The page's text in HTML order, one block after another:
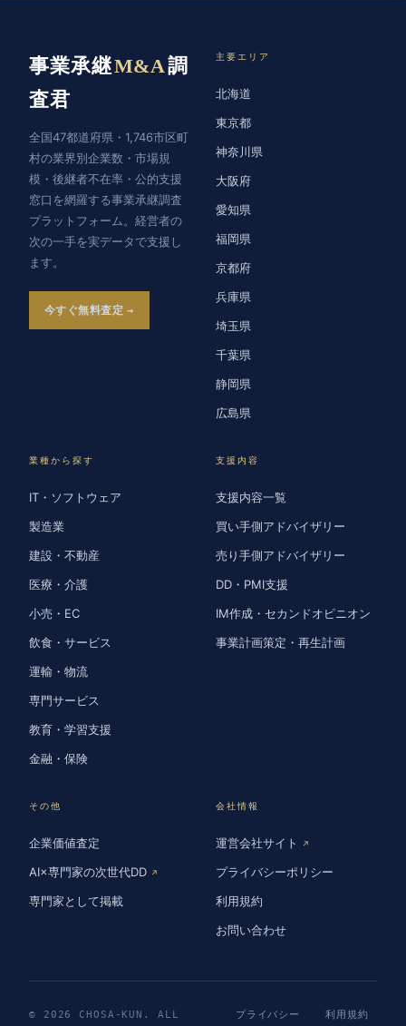
事業承継M&A調
査君
全国47都道府県・1,746市区町
村の業界別企業数・市場規
模・後継者不在率・公的支援
窓口を網羅する事業承継調査
プラットフォーム。経営者の
次の一手を実データで支援し
ます。
今すぐ無料査定
主要エリア
北海道
東京都
神奈川県
大阪府
愛知県
福岡県
京都府
兵庫県
埼玉県
千葉県
静岡県
広島県
業種から探す
IT・ソフトウェア
製造業
建設・不動産
医療・介護
小売・EC
飲食・サービス
運輸・物流
専門サービス
教育・学習支援
金融・保険
支援内容
支援内容一覧
買い手側アドバイザリー
売り手側アドバイザリー
DD・PMI支援
IM作成・セカンドオピニオン
事業計画策定・再生計画
その他
企業価値査定
AI×専門家の次世代DD ↗
専門家として掲載
会社情報
運営会社サイト ↗
プライバシーポリシー
利用規約
お問い合わせ
© 2026 CHOSA-KUN. ALL
プライバシー
利用規約